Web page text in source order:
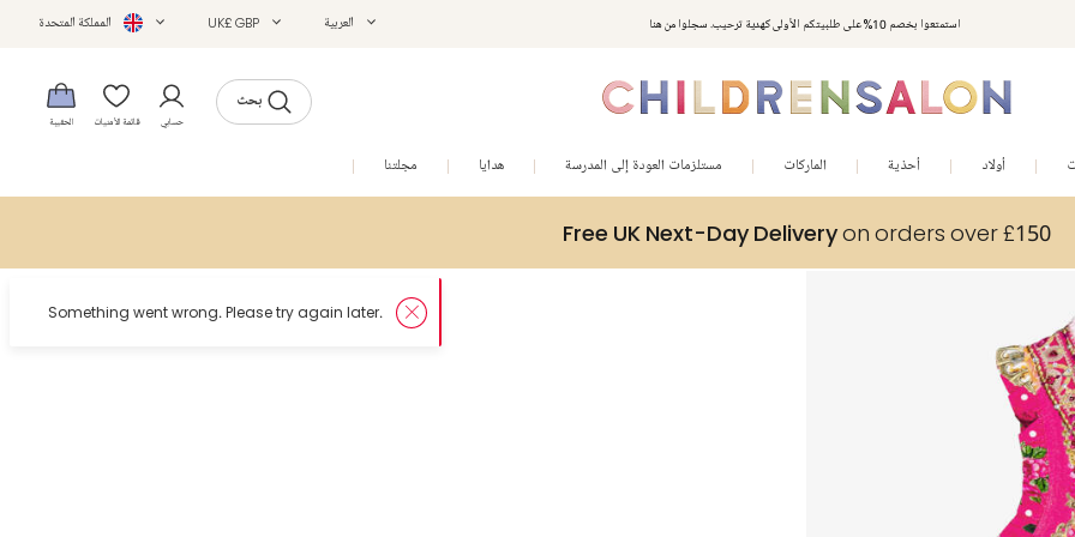
استمتعوا بخصم 10% على طلبيتكم الأولى كهدية ترحيب. سجلوا من هنا العربية UK£ GBP المملكة المتحدة
بحث
حسابي قائمة الأمنيات الحقيبة
أولاد أحذية الماركات مستلزمات العودة إلى المدرسة هدايا مجلتنا
Free UK Next-Day Deliveryon orders over £150